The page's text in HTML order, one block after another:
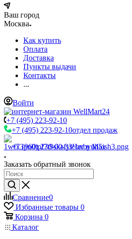
Ваш город
Москва
Как купить
Оплата
Доставка
Пункты выдачи
Контакты
...
Войти
+7 (495) 223-92-10
+7 (495) 223-92-10отдел продаж
+7 (960) 230-00-33Чат в Max
Заказать обратный звонок
Сравнение0
Избранные товары 0
Корзина 0
Каталог